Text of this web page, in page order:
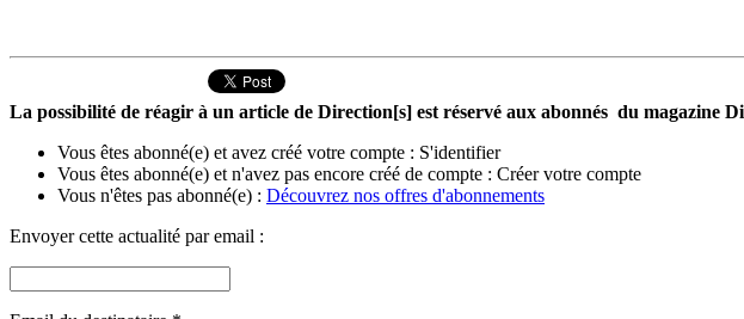
La possibilité de réagir à un article de Direction[s] est réservé aux abonnés du magazine
Vous êtes abonné(e) et avez créé votre compte : S'identifier
Vous êtes abonné(e) et n'avez pas encore créé de compte : Créer votre compte
Vous n'êtes pas abonné(e) : Découvrez nos offres d'abonnements
Envoyer cette actualité par email :